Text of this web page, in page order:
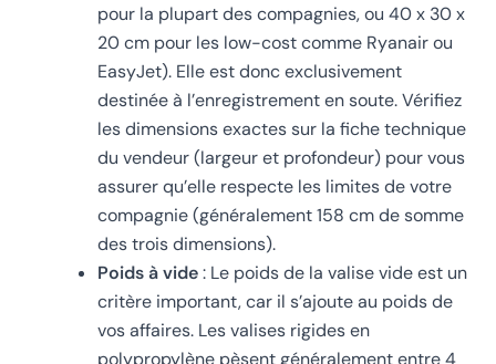
pour la plupart des compagnies, ou 40 x 30 x
20 cm pour les low-cost comme Ryanair ou
EasyJet). Elle est donc exclusivement
destinée à l’enregistrement en soute. Vérifiez
les dimensions exactes sur la fiche technique
du vendeur (largeur et profondeur) pour vous
assurer qu’elle respecte les limites de votre
compagnie (généralement 158 cm de somme
des trois dimensions).
Poids à vide: Le poids de la valise vide est un
critère important, car il s’ajoute au poids de
vos affaires. Les valises rigides en
polypropylène pèsent généralement entre 4